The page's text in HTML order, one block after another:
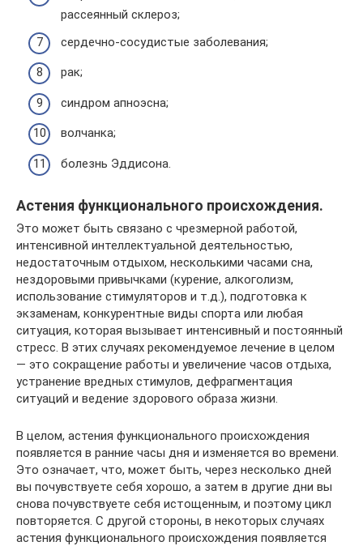
рассеянный склероз;
сердечно-сосудистые заболевания;
рак;
синдром апноэсна;
волчанка;
болезнь Эддисона.
Астения функционального происхождения.
Это может быть связано с чрезмерной работой,
интенсивной интеллектуальной деятельностью,
недостаточным отдыхом, несколькими часами сна,
нездоровыми привычками (курение, алкоголизм,
использование стимуляторов и т.д.), подготовка к
экзаменам, конкурентные виды спорта или любая
ситуация, которая вызывает интенсивный и постоянный
стресс. В этих случаях рекомендуемое лечение в целом
— это сокращение работы и увеличение часов отдыха,
устранение вредных стимулов, дефрагментация
ситуаций и ведение здорового образа жизни.
В целом, астения функционального происхождения
появляется в ранние часы дня и изменяется во времени.
Это означает, что, может быть, через несколько дней
вы почувствуете себя хорошо, а затем в другие дни вы
снова почувствуете себя истощенным, и поэтому цикл
повторяется. С другой стороны, в некоторых случаях
астения функционального происхождения появляется